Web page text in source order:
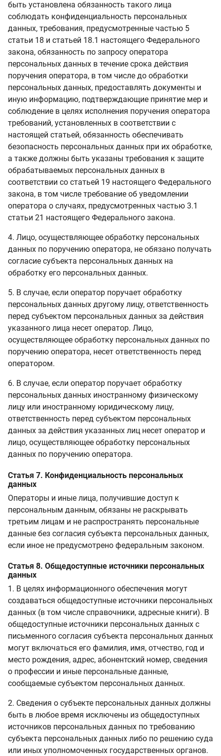
быть установлена обязанность такого лица
соблюдать конфиденциальность персональных
данных, требования, предусмотренные частью 5
статьи 18 и статьей 18.1 настоящего Федерального
закона, обязанность по запросу оператора
персональных данных в течение срока действия
поручения оператора, в том числе до обработки
персональных данных, предоставлять документы и
иную информацию, подтверждающие принятие мер и
соблюдение в целях исполнения поручения оператора
требований, установленных в соответствии с
настоящей статьей, обязанность обеспечивать
безопасность персональных данных при их обработке,
а также должны быть указаны требования к защите
обрабатываемых персональных данных в
соответствии со статьей 19 настоящего Федерального
закона, в том числе требование об уведомлении
оператора о случаях, предусмотренных частью 3.1
статьи 21 настоящего Федерального закона.
4. Лицо, осуществляющее обработку персональных
данных по поручению оператора, не обязано получать
согласие субъекта персональных данных на
обработку его персональных данных.
5. В случае, если оператор поручает обработку
персональных данных другому лицу, ответственность
перед субъектом персональных данных за действия
указанного лица несет оператор. Лицо,
осуществляющее обработку персональных данных по
поручению оператора, несет ответственность перед
оператором.
6. В случае, если оператор поручает обработку
персональных данных иностранному физическому
лицу или иностранному юридическому лицу,
ответственность перед субъектом персональных
данных за действия указанных лиц несет оператор и
лицо, осуществляющее обработку персональных
данных по поручению оператора.
Статья 7. Конфиденциальность персональных
данных
Операторы и иные лица, получившие доступ к
персональным данным, обязаны не раскрывать
третьим лицам и не распространять персональные
данные без согласия субъекта персональных данных,
если иное не предусмотрено федеральным законом.
Статья 8. Общедоступные источники персональных
данных
1. В целях информационного обеспечения могут
создаваться общедоступные источники персональных
данных (в том числе справочники, адресные книги). В
общедоступные источники персональных данных с
письменного согласия субъекта персональных данных
могут включаться его фамилия, имя, отчество, год и
место рождения, адрес, абонентский номер, сведения
о профессии и иные персональные данные,
сообщаемые субъектом персональных данных.
2. Сведения о субъекте персональных данных должны
быть в любое время исключены из общедоступных
источников персональных данных по требованию
субъекта персональных данных либо по решению суда
или иных уполномоченных государственных органов.